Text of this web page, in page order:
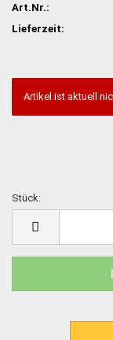
Art.Nr.:
Lieferzeit:
Artikel ist aktuell
Stück: